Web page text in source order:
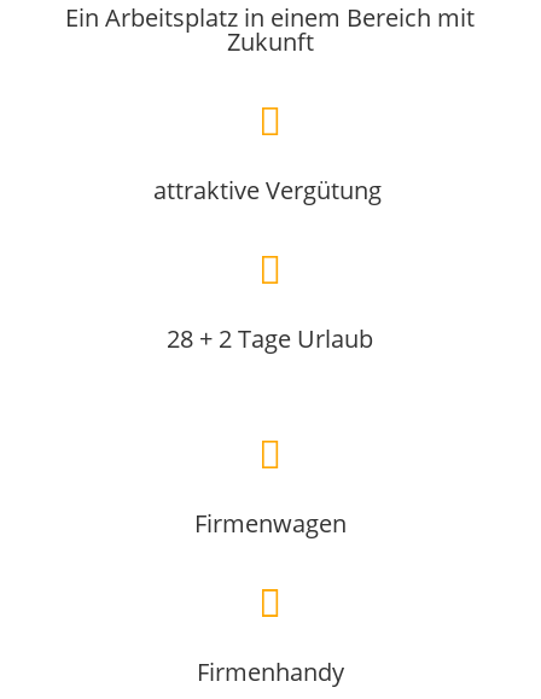
Ein Arbeitsplatz in einem Bereich mit
Zukunft

attraktive Vergütung

28 + 2 Tage Urlaub

Firmenwagen

Firmenhandy